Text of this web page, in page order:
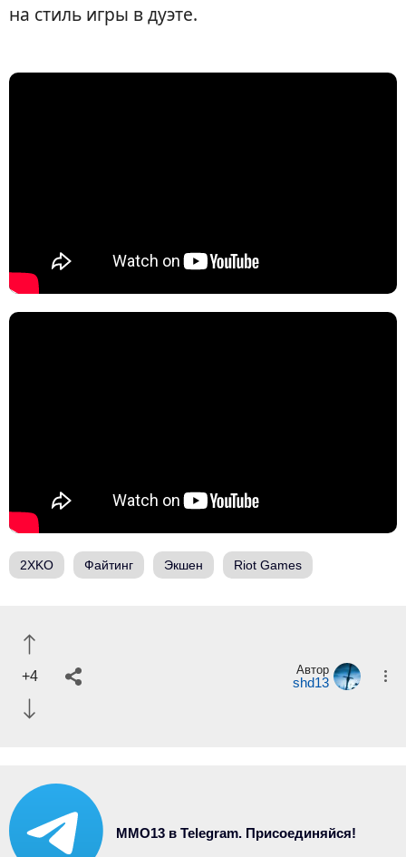
на стиль игры в дуэте.
2XKO Файтинг Экшен Riot Games
+4 Автор
shd13
MMO13 в Telegram. Присоединяйся!